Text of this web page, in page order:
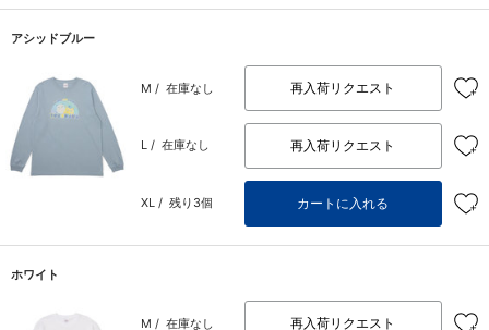
アシッドブルー
M / 在庫なし 再入荷リクエスト
L / 在庫なし 再入荷リクエスト
XL / 残り3個 カートに入れる
ホワイト
M / 在庫なし 再入荷リクエスト